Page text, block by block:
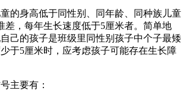
身高低于同性别、同年龄、同种族儿童
差，每年生长速度低于5厘米者。简单地
己的孩子是班级里同性别孩子中个子最矮
于5厘米时，应考虑孩子可能存在生长障
要有：